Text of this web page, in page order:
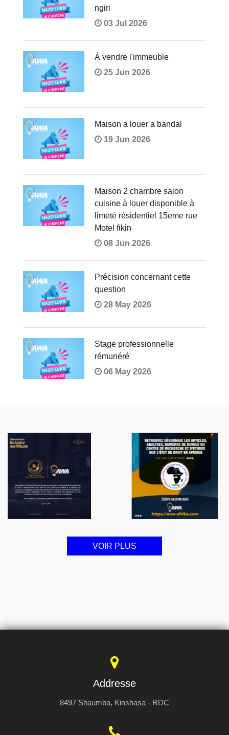
ngiri
03 Jul 2026
À vendre l'immeuble
25 Jun 2026
Maison a louer a bandal
19 Jun 2026
Maison 2 chambre salon
cuisine à louer disponible à
limeté résidentiel 15eme rue
Motel fikin
08 Jun 2026
Précision concernant cette
question
28 May 2026
Stage professionnelle
rémunéré
06 May 2026
VOIR PLUS
Addresse
8497 Shaumba, Kinshasa - RDC